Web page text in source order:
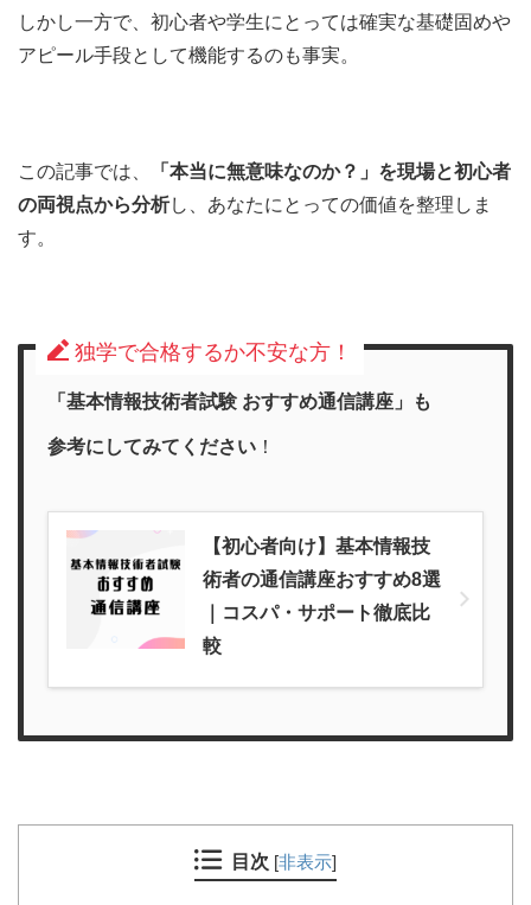
しかし一方で、初心者や学生にとっては確実な基礎固めや
アピール手段として機能するのも事実。
この記事では、
「本当に無意味なのか？」を現場と初心者
の両視点から分析し、あなたにとっての価値を整理しま
す。
独学で合格するか不安な方！
「基本情報技術者試験 おすすめ通信講座」も
参考にしてみてください ！
【初心者向け】基本情報技
術者の通信講座おすすめ8選
｜コスパ・サポート徹底比
較
目次 [非表示]